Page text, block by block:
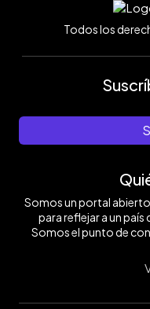
Todos los
Somos un portal
para reflejar a un país
Somos el punto de